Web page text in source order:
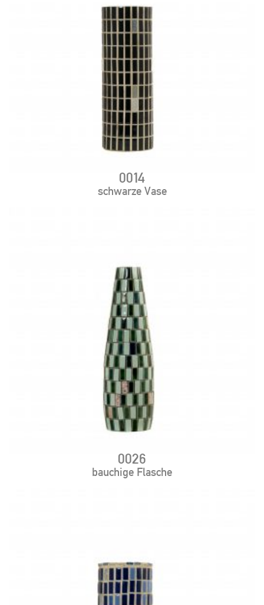
0014
schwarze Vase
0026
bauchige Flasche